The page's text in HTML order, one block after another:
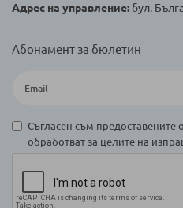
Адрес на управление:бул.
Абонамент за бюлетин
Съгласен съм предоставените
обработват за целите на